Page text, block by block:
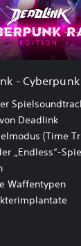
- Cyberpunk
Deadlink
(Time
„Endless“-
Waffentypen